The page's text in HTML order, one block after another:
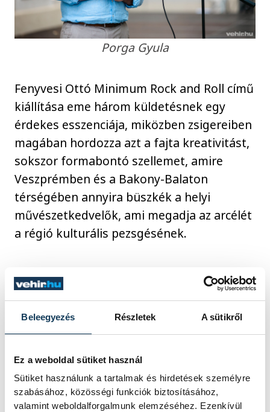
Beleegyezés Részletek A sütikről
Ez a weboldal sütiket használ
Sütiket használunk a tartalmak és hirdetések személyre
szabásához, közösségi funkciók biztosításához,
valamint weboldalforgalmunk elemzéséhez. Ezenkívül
Porga Gyula
Fenyvesi Ottó Minimum Rock and Roll című
kiállítása eme három küldetésnek egy
érdekes esszenciája, miközben zsigereiben
magában hordozza azt a fajta kreativitást,
sokszor formabontó szellemet, amire
Veszprémben és a Bakony-Balaton
térségében annyira büszkék a helyi
művészetkedvelők, ami megadja az arcélét
a régió kulturális pezsgésének.
Mindez a kiállításmegnyitó
koreográfiájában is megmutatkozott,
hiszen azt Dr. Virág Zoltán, a Szegedi
gazdagította, valamint Subi Ramone
gitárjátéka és a TMK Alkalmi Társulás
táncosainak játéka is.